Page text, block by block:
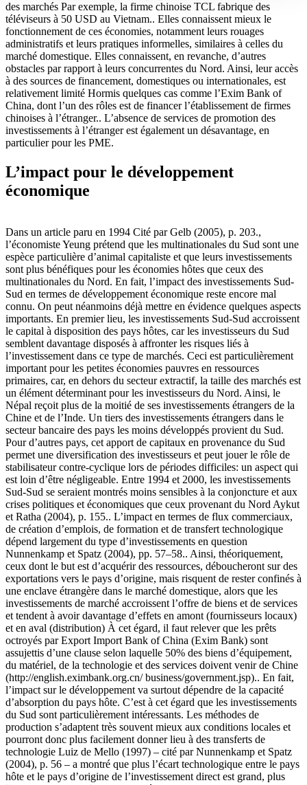
des marchés Par exemple, la firme chinoise TCL fabrique des
téléviseurs à 50 USD au Vietnam.. Elles connaissent mieux le
fonctionnement de ces économies, notamment leurs rouages
administratifs et leurs pratiques informelles, similaires à celles du
marché domestique. Elles connaissent, en revanche, d’autres
obstacles par rapport à leurs concurrentes du Nord. Ainsi, leur accès
à des sources de financement, domestiques ou internationales, est
relativement limité Hormis quelques cas comme l’Exim Bank of
China, dont l’un des rôles est de financer l’établissement de firmes
chinoises à l’étranger.. L’absence de services de promotion des
investissements à l’étranger est également un désavantage, en
particulier pour les PME.
L’impact pour le développement
économique
Dans un article paru en 1994 Cité par Gelb (2005), p. 203.,
l’économiste Yeung prétend que les multinationales du Sud sont une
espèce particulière d’animal capitaliste et que leurs investissements
sont plus bénéfiques pour les économies hôtes que ceux des
multinationales du Nord. En fait, l’impact des investissements Sud-
Sud en termes de développement économique reste encore mal
connu. On peut néanmoins déjà mettre en évidence quelques aspects
importants. En premier lieu, les investissements Sud-Sud accroissent
le capital à disposition des pays hôtes, car les investisseurs du Sud
semblent davantage disposés à affronter les risques liés à
l’investissement dans ce type de marchés. Ceci est particulièrement
important pour les petites économies pauvres en ressources
primaires, car, en dehors du secteur extractif, la taille des marchés est
un élément déterminant pour les investisseurs du Nord. Ainsi, le
Népal reçoit plus de la moitié de ses investissements étrangers de la
Chine et de l’Inde. Un tiers des investissements étrangers dans le
secteur bancaire des pays les moins développés provient du Sud.
Pour d’autres pays, cet apport de capitaux en provenance du Sud
permet une diversification des investisseurs et peut jouer le rôle de
stabilisateur contre-cyclique lors de périodes difficiles: un aspect qui
est loin d’être négligeable. Entre 1994 et 2000, les investissements
Sud-Sud se seraient montrés moins sensibles à la conjoncture et aux
crises politiques et économiques que ceux provenant du Nord Aykut
et Ratha (2004), p. 155.. L’impact en termes de flux commerciaux,
de création d’emplois, de formation et de transfert technologique
dépend largement du type d’investissements en question
Nunnenkamp et Spatz (2004), pp. 57–58.. Ainsi, théoriquement,
ceux dont le but est d’acquérir des ressources, déboucheront sur des
exportations vers le pays d’origine, mais risquent de rester confinés à
une enclave étrangère dans le marché domestique, alors que les
investissements de marché accroissent l’offre de biens et de services
et tendent à avoir davantage d’effets en amont (fournisseurs locaux)
et en aval (distribution) À cet égard, il faut relever que les prêts
octroyés par Export Import Bank of China (Exim Bank) sont
assujettis d’une clause selon laquelle 50% des biens d’équipement,
du matériel, de la technologie et des services doivent venir de Chine
(http://english.eximbank.org.cn/ business/government.jsp).. En fait,
l’impact sur le développement va surtout dépendre de la capacité
d’absorption du pays hôte. C’est à cet égard que les investissements
du Sud sont particulièrement intéressants. Les méthodes de
production s’adaptent très souvent mieux aux conditions locales et
pourront donc plus facilement donner lieu à des transferts de
technologie Luiz de Mello (1997) – cité par Nunnenkamp et Spatz
(2004), p. 56 – a montré que plus l’écart technologique entre le pays
hôte et le pays d’origine de l’investissement direct est grand, plus